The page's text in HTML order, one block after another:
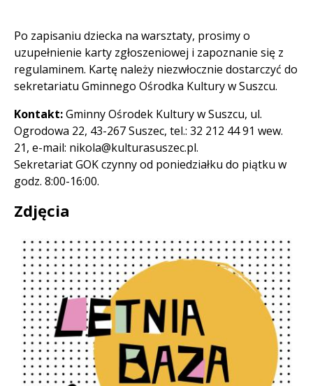
Po zapisaniu dziecka na warsztaty, prosimy o
uzupełnienie karty zgłoszeniowej i zapoznanie się z
regulaminem. Kartę należy niezwłocznie dostarczyć do
sekretariatu Gminnego Ośrodka Kultury w Suszcu.
Kontakt:Gminny Ośrodek Kultury w Suszcu, ul.
Ogrodowa 22, 43-267 Suszec, tel.: 32 212 44 91 wew.
21, e-mail: nikola@kulturasuszec.pl.
Sekretariat GOK czynny od poniedziałku do piątku w
godz. 8:00-16:00.
Zdjęcia